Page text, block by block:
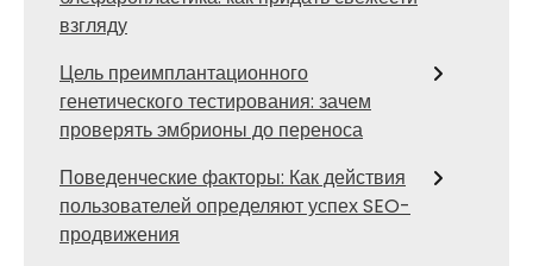
взгляду
Цель преимплантационного
генетического тестирования: зачем
проверять эмбрионы до переноса
Поведенческие факторы: Как действия
пользователей определяют успех SEO-
продвижения